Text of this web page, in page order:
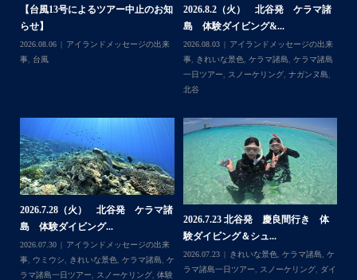
たので、お天気とコンディションに恵まれて、皆さん大満
足な一日を過ごして頂けて本当によかったです
また来年も社員旅行で沖縄へいらっしゃる際は是非ご利用
くださいね！！
・
・
Follow on Instagram
2026.7.18 北谷発 慶良間行き シ
ュノーケル＆ダイビ...
2026.07.19 ウミガメ ,きれいな景色,ケラ
マ諸島,
2026.7.6（月） 北谷発 ケラマ諸
島 ３ダイブ体験ダイ...
2026.07.08
アイランドメッセージの出来
事, きれいな景色 ケラマ諸島
ケラマ諸島
一日ツアー
スノーケリング, ボートダイ
ブ,北谷
2026.7.1（水） 北谷発 ケラマ諸
島 体験ダイビング&...
2026.07.06
アイランドメッセージの出来
事, ウミガメ きれいな景色 ケラマ諸島
ケ
ラマ諸島一日ツアー
スノーケリング, ボー
チャーター ブログ...
の出来事, きれいな景色,ケラマ諸島一日ツ
アー ,スノーケリング , チャータークルー